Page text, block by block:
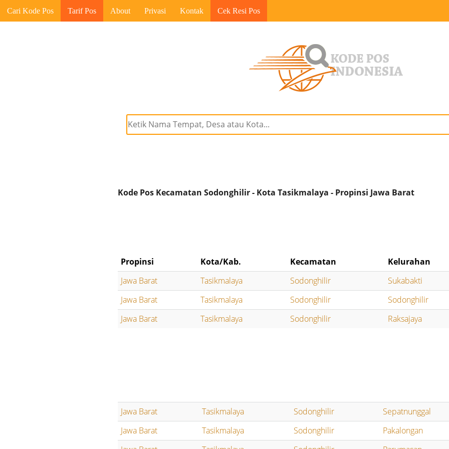
Cari Kode Pos Tarif Pos About Privasi Kontak Cek Resi Pos
Kode Pos Kecamatan Sodonghilir - Kota Tasikmalaya - Propinsi Jawa Barat
Propinsi Kota/Kab. Kecamatan
Kelurahan
Jawa Barat
Tasikmalaya Sodonghilir
Sukabakti
Jawa Barat
Tasikmalaya Sodonghilir
Sodonghilir
Jawa Barat
Tasikmalaya Sodonghilir Raksajaya
Jawa Barat Tasikmalaya Sodonghilir
Sepatnunggal
Jawa Barat
Tasikmalaya Sodonghilir
Pakalongan